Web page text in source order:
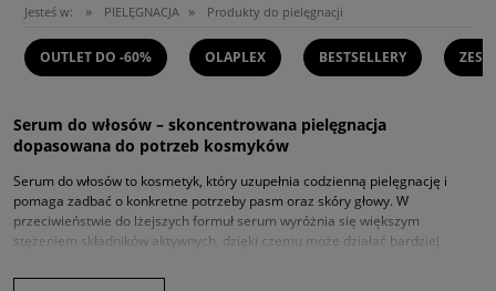
Jesteś w: » PIELĘGNACJA » Produkty do pielęgnacji
OUTLET DO -60% OLAPLEX BESTSELLERY
Serum do włosów – skoncentrowana pielęgnacja
dopasowana do potrzeb kosmyków
Serum do włosów to kosmetyk, który uzupełnia codzienną pielęgnację i
pomaga zadbać o konkretne potrzeby pasm oraz skóry głowy. W
przeciwieństwie do lżejszych formuł serum wyróżnia się większym
stężeniem składników aktywnych, dzięki czemu może działać bardziej
myślą o wygładzeniu, ochronie długości, poprawie kondycji końcówek, a